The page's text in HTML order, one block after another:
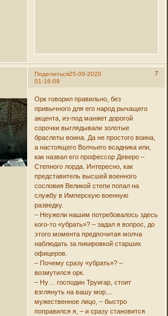
Поделиться 7
25-09-2020
01:16:09
Орк говорил правильно, без
привычного для его народ рычащего
акцента, из-под манжет дорогой
сорочки выглядывали золотые
браслеты воина. Да не простого воина,
а настоящего Волчьего всадника или,
как назвал его профессор Деверо –
Степного лорда. Интересно, как
представитель высшей военного
сословия Великой степи попал на
службу в Имперскую военную
разведку.
– Неужели нашим потребовалось здесь
кого-то «убрать»? – задал я вопрос, до
этого момента предпочитая молча
наблюдать за пикировкой старших
офицеров.
– Почему сразу «убрать»? –
возмутился орк.
– Ну… господин Труигар, стоит
взглянуть на вашу мор…
мужественное лицо, – быстро
поправился я, – и сразу становится